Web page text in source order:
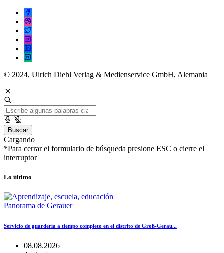
© 2024, Ulrich Diehl Verlag & Medienservice GmbH, Alemania
Buscar
Cargando
*Para cerrar el formulario de búsqueda presione ESC o cierre el
interruptor
Lo último
Panorama de Gerauer
Servicio de guardería a tiempo completo en el distrito de Groß-Gerau...
08.08.2026